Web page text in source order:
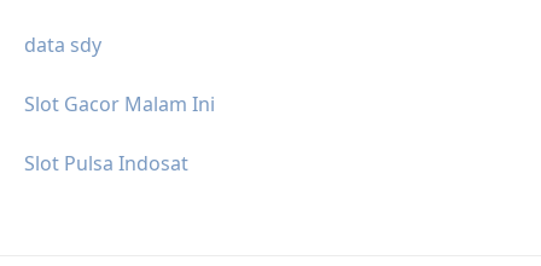
data sdy
Slot Gacor Malam Ini
Slot Pulsa Indosat